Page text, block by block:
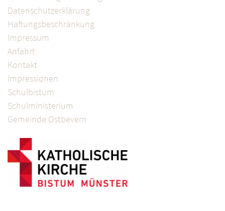
Datenschutzerklärung
Haftungsbeschränkung
Impressum
Anfahrt
Kontakt
Impressionen
Schulbistum
Schulministerium
Gemeinde Ostbevern